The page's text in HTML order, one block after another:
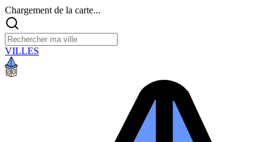
Chargement de la carte...
VILLES